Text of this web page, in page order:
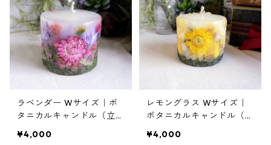
ラベンダー Wサイズ｜ボ
タニカルキャンドル（立体
¥4,000
レモングラス Wサイズ｜
ボタニカルキャンドル（立
¥4,000